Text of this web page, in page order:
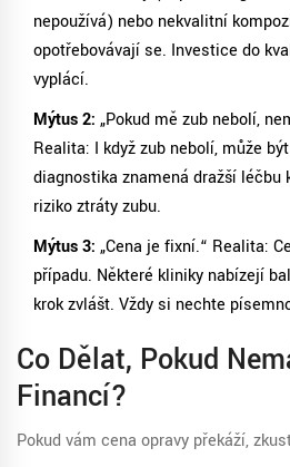
nepoužívá) nebo nekvalitní
opotřebovávají se. Investice do
vyplácí.
Mýtus 2: „Pokud mě zub nebolí,
Realita: I když zub nebolí, může
diagnostika znamená dražší léčbu
riziko ztráty zubu.
Mýtus 3: „Cena je fixní.“ Realita:
případu. Některé kliniky nabízejí
krok zvlášť. Vždy si nechte
Co Dělat, Pokud
Financí?
Pokud vám cena opravy překáží,